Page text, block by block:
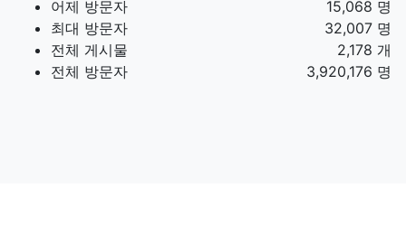
어제 방문자
15,068 명
최대 방문자
32,007 명
전체 게시물
2,178 개
전체 방문자
3,920,176 명